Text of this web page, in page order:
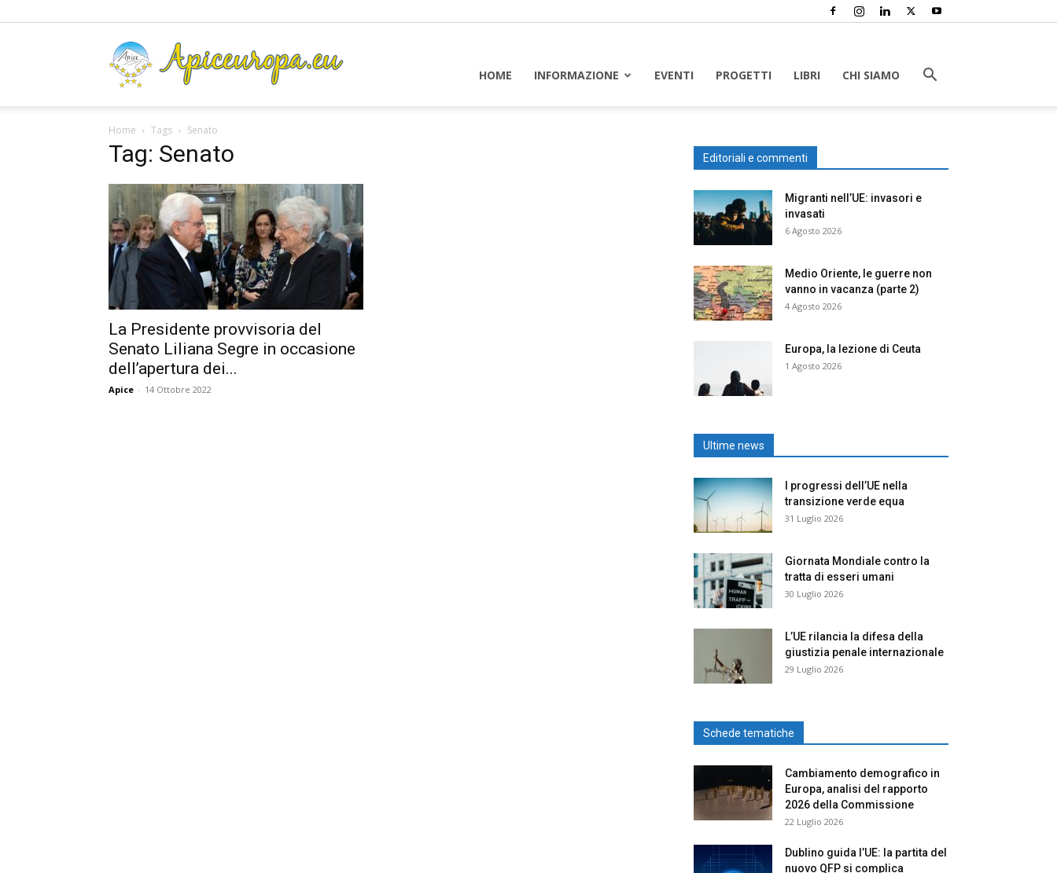
HOME INFORMAZIONE EVENTI PROGETTI LIBRI CHI SIAMO
Home Tags Senato
Tag: Senato
La Presidente provvisoria del
Senato Liliana Segre in occasione
dell’apertura dei...
Apice - 14 Ottobre 2022
Editoriali e commenti
Migranti nell’UE: invasori e
invasati
6 Agosto 2026
Medio Oriente, le guerre non
vanno in vacanza (parte 2)
4 Agosto 2026
Europa, la lezione di Ceuta
1 Agosto 2026
Ultime news
I progressi dell’UE nella
transizione verde equa
31 Luglio 2026
Giornata Mondiale contro la
tratta di esseri umani
30 Luglio 2026
L’UE rilancia la difesa della
giustizia penale internazionale
29 Luglio 2026
Schede tematiche
Cambiamento demografico in
Europa, analisi del rapporto
2026 della Commissione
22 Luglio 2026
Dublino guida l’UE: la partita del
nuovo QFP si complica